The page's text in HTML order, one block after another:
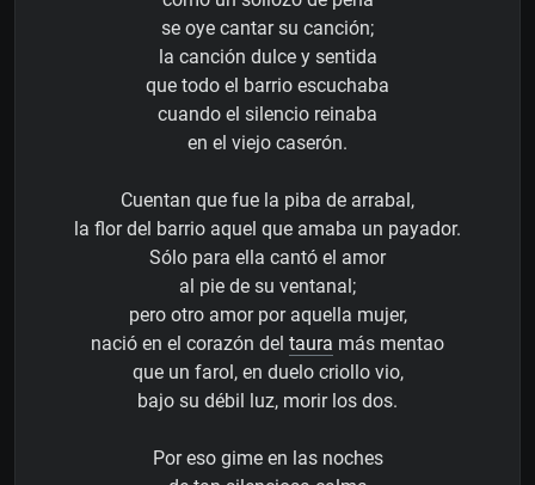
se oye cantar su canción;
la canción dulce y sentida
que todo el barrio escuchaba
cuando el silencio reinaba
en el viejo caserón.
Cuentan que fue la piba de arrabal,
la flor del barrio aquel que amaba un payador.
Sólo para ella cantó el amor
al pie de su ventanal;
pero otro amor por aquella mujer,
nació en el corazón del taura más mentao
que un farol, en duelo criollo vio,
bajo su débil luz, morir los dos.
Por eso gime en las noches